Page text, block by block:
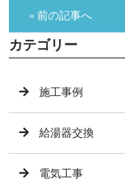
« 前の記事へ
カテゴリー
施工事例
給湯器交換
電気工事